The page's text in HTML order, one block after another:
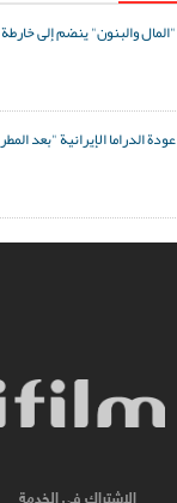
"المال والبنون" ينضم إلى
عودة الدراما الإيرانية "بعد
الاشتراك في الخدمة